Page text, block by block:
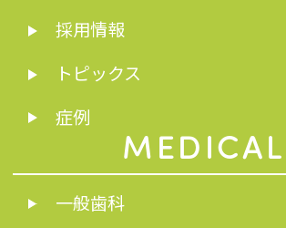
採用情報
トピックス
症例
MEDICAL
一般歯科